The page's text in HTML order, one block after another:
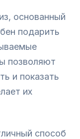
основанный
подарить
позволяют
и показать
их
способ